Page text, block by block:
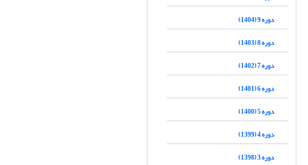
دوره 9 (1404)
دوره 8 (1403)
دوره 7 (1402)
دوره 6 (1401)
دوره 5 (1400)
دوره 4 (1399)
دوره 3 (1398)